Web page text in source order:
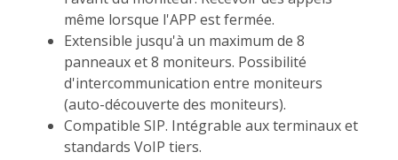
même lorsque l'APP est fermée.
Extensible jusqu'à un maximum de 8
panneaux et 8 moniteurs. Possibilité
d'intercommunication entre moniteurs
(auto-découverte des moniteurs).
Compatible SIP. Intégrable aux terminaux et
standards VoIP tiers.